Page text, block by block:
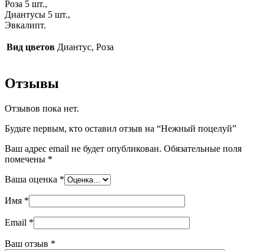
Роза 5 шт.,
Диантусы 5 шт.,
Эвкалипт.
Вид цветов Диантус, Роза
Отзывы
Отзывов пока нет.
Будьте первым, кто оставил отзыв на “Нежный поцелуй”
Ваш адрес email не будет опубликован. Обязательные поля
помечены *
Ваша оценка *
Имя *
Email *
Ваш отзыв *